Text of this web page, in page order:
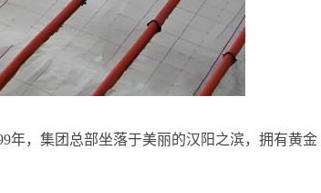
年，集团总部坐落于美丽的汉阳之滨，拥有黄金